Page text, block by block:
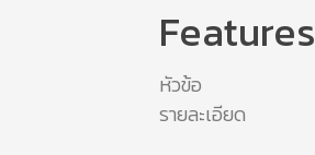
Features
หัวข้อ
รายละเอียด